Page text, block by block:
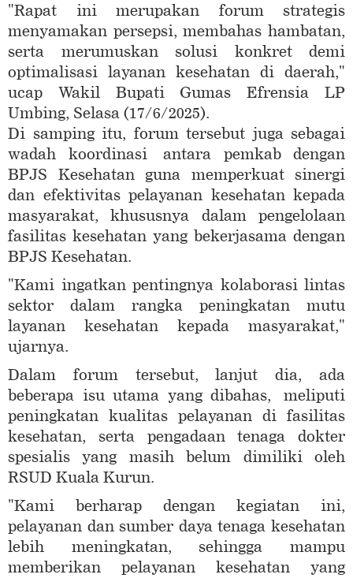
"Rapat ini merupakan forum strategis
menyamakan persepsi, membahas hambatan,
serta merumuskan solusi konkret demi
optimalisasi layanan kesehatan di daerah,"
ucap Wakil Bupati Gumas Efrensia LP
Umbing, Selasa (17/6/2025).
Di samping itu, forum tersebut juga sebagai
wadah koordinasi antara pemkab dengan
BPJS Kesehatan guna memperkuat sinergi
dan efektivitas pelayanan kesehatan kepada
masyarakat, khususnya dalam pengelolaan
fasilitas kesehatan yang bekerjasama dengan
BPJS Kesehatan.
"Kami ingatkan pentingnya kolaborasi lintas
sektor dalam rangka peningkatan mutu
layanan kesehatan kepada masyarakat,"
ujarnya.
Dalam forum tersebut, lanjut dia, ada
beberapa isu utama yang dibahas, meliputi
peningkatan kualitas pelayanan di fasilitas
kesehatan, serta pengadaan tenaga dokter
spesialis yang masih belum dimiliki oleh
RSUD Kuala Kurun.
"Kami berharap dengan kegiatan ini,
pelayanan dan sumber daya tenaga kesehatan
lebih meningkatan, sehingga mampu
memberikan pelayanan kesehatan yang